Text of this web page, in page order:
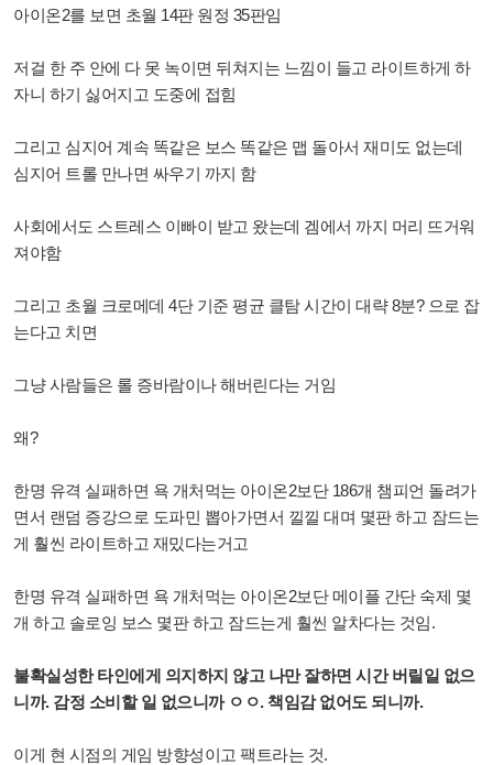
아이온2를 보면 초월 14판 원정 35판임
저걸 한 주 안에 다 못 녹이면 뒤쳐지는 느낌이 들고 라이트하게 하
자니 하기 싫어지고 도중에 접힘
그리고 심지어 계속 똑같은 보스 똑같은 맵 돌아서 재미도 없는데
심지어 트롤 만나면 싸우기 까지 함
사회에서도 스트레스 이빠이 받고 왔는데 겜에서 까지 머리 뜨거워
져야함
그리고 초월 크로메데 4단 기준 평균 클탐 시간이 대략 8분? 으로 잡
는다고 치면
그냥 사람들은 롤 증바람이나 해버린다는 거임
왜?
한명 유격 실패하면 욕 개처먹는 아이온2보단 186개 챔피언 돌려가
면서 랜덤 증강으로 도파민 뽑아가면서 낄낄 대며 몇판 하고 잠드는
게 훨씬 라이트하고 재밌다는거고
한명 유격 실패하면 욕 개처먹는 아이온2보단 메이플 간단 숙제 몇
개 하고 솔로잉 보스 몇판 하고 잠드는게 훨씬 알차다는 것임.
불확실성한 타인에게 의지하지 않고 나만 잘하면 시간 버릴일 없으
니까. 감정 소비할 일 없으니까 ㅇㅇ. 책임감 없어도 되니까.
이게 현 시점의 게임 방향성이고 팩트라는 것.